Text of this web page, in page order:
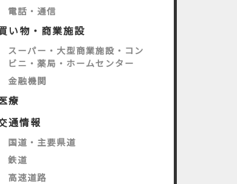
電話・通信
い物・商業施設
スーパー・大型商業施設・コン
ビニ・薬局・ホームセンター
金融機関
療
通情報
国道・主要県道
鉄道
高速道路